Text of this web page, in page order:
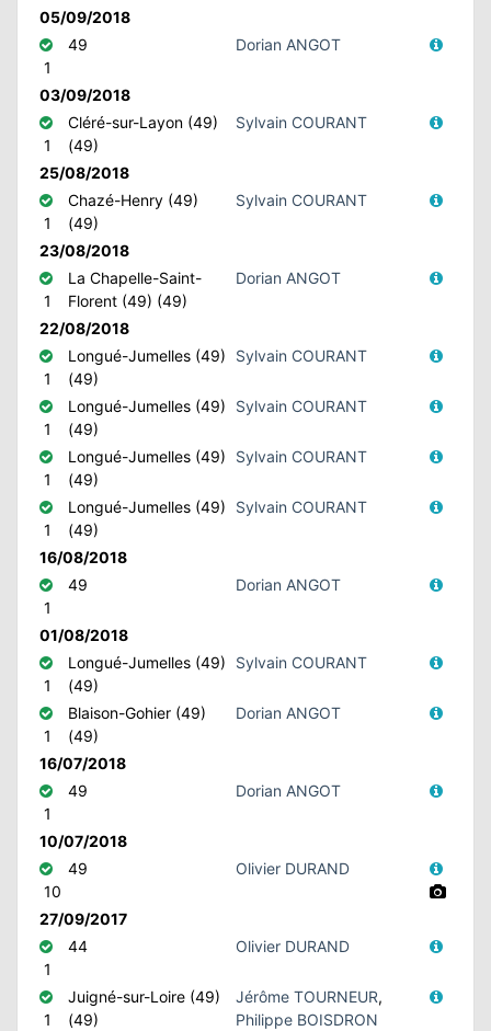
05/09/2018
1
49 Dorian ANGOT
03/09/2018
1
Cléré-sur-Layon (49)
(49)
Sylvain COURANT
25/08/2018
1
Chazé-Henry (49)
(49)
Sylvain COURANT
23/08/2018
1
La Chapelle-Saint-
Florent (49) (49)
Dorian ANGOT
22/08/2018
1
Longué-Jumelles (49)
(49)
Sylvain COURANT
1
Longué-Jumelles (49)
(49)
Sylvain COURANT
1
Longué-Jumelles (49)
(49)
Sylvain COURANT
1
Longué-Jumelles (49)
(49)
Sylvain COURANT
16/08/2018
1
49 Dorian ANGOT
01/08/2018
1
Longué-Jumelles (49)
(49)
Sylvain COURANT
1
Blaison-Gohier (49)
(49)
Dorian ANGOT
16/07/2018
1
49 Dorian ANGOT
10/07/2018
10
49 Olivier DURAND
27/09/2017
1
44 Olivier DURAND
1
Juigné-sur-Loire (49)
(49)
Jérôme TOURNEUR,
Philippe BOISDRON